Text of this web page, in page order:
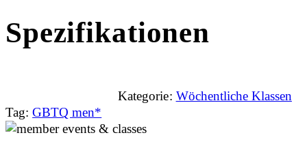
Spezifikationen
Kategorie: Wöchentliche Klassen
Tag: GBTQ men*